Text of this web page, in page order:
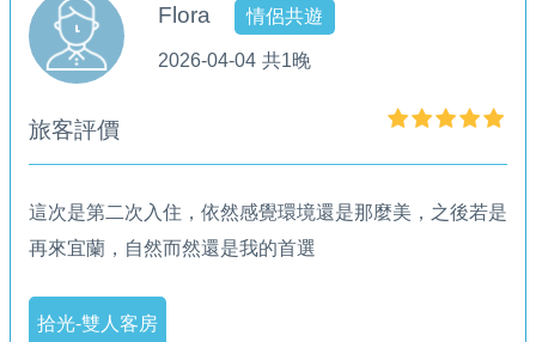
Flora 情侶共遊
2026-04-04 共1晚
旅客評價
這次是第二次入住，依然感覺環境還是那麼美，之後若是
再來宜蘭，自然而然還是我的首選
拾光-雙人客房